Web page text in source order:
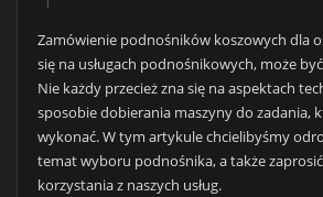
Zamówienie podnośników koszowych dla
się na usługach podnośnikowych, może
Nie każdy przecież zna się na aspektach
sposobie dobierania maszyny do zadania,
wykonać. W tym artykule chcielibyśmy
temat wyboru podnośnika, a także
korzystania z naszych usług.